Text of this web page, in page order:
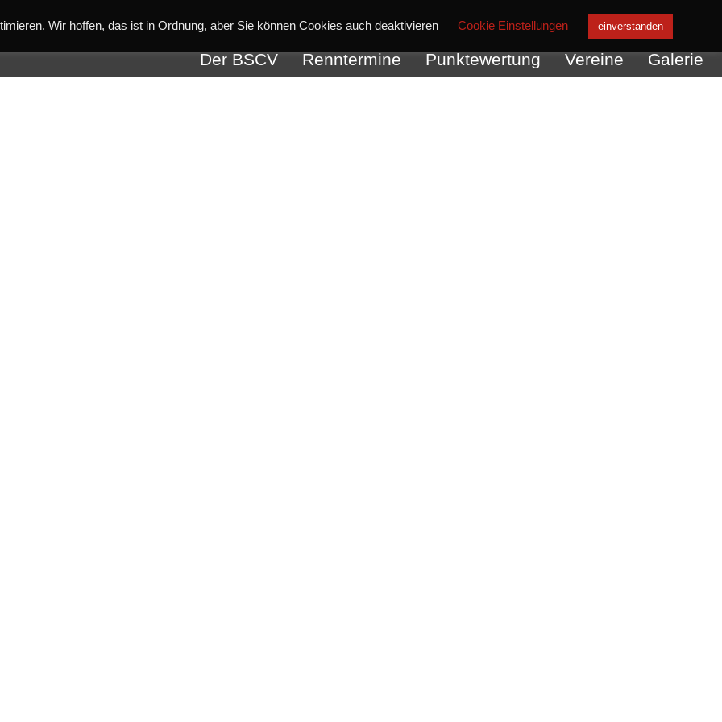
Der BSCV Renntermine Punktewertung Vereine Galerie
Wir hoffen, das ist in Ordnung, aber Sie können Cookies auch deaktivieren Cookie Einstellungen einverstanden